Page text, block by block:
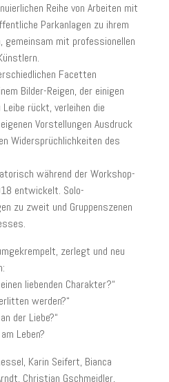
Reihe von Arbeiten mit
Parkanlagen zu ihrem
gemeinsam mit professionellen
Facetten
Bilder-Reigen, der einigen
rückt, verleihen die
Vorstellungen Ausdruck
Widersprüchlichkeiten des
während der Workshop-
entwickelt. Solo-
zu zweit und Gruppenszenen
zerlegt und neu
liebenden Charakter?“
werden?“
der Liebe?“
Leben?
Karin Seifert, Bianca
Christian Gschmeidler,